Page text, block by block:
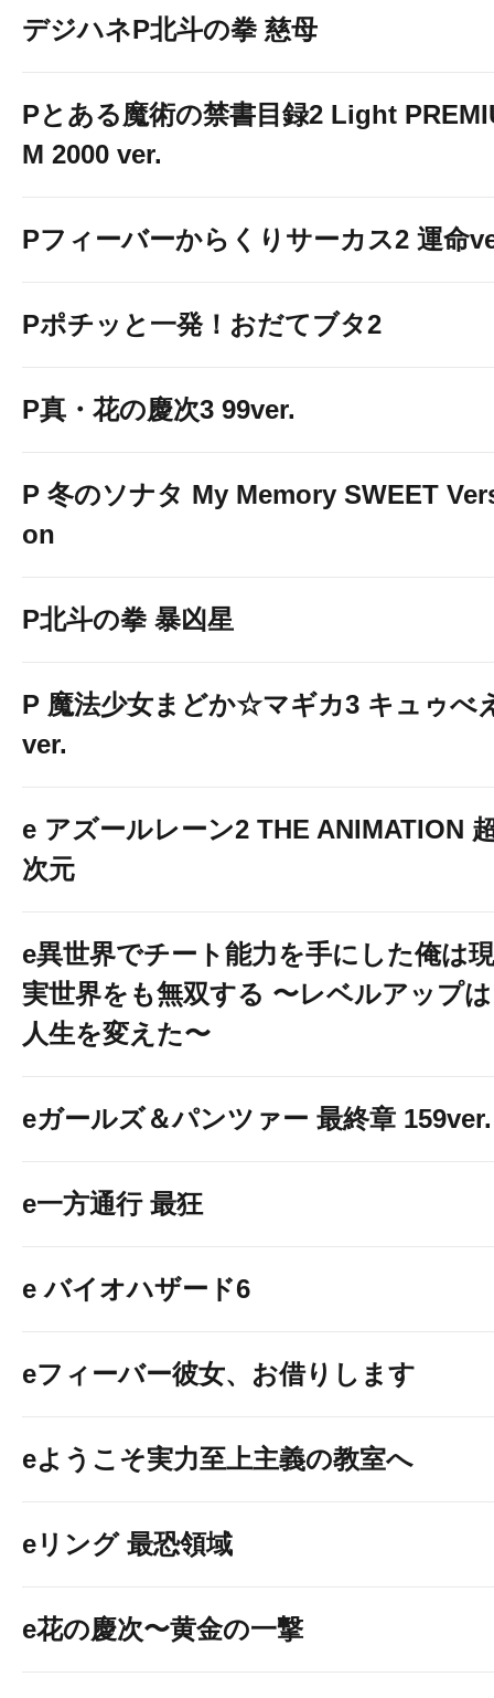
デジハネP北斗の拳 慈母
Pとある魔術の禁書目録2 Light
M 2000 ver.
Pフィーバーからくりサーカス2 運命
Pポチッと一発！おだてブタ2
P真・花の慶次3 99ver.
P 冬のソナタ My Memory SWEET
on
P北斗の拳 暴凶星
P 魔法少女まどか☆マギカ3 キュゥべ
ver.
e アズールレーン2 THE ANIMATION
次元
e異世界でチート能力を手にした俺は現
実世界をも無双する 〜レベルアップは
人生を変えた〜
eガールズ＆パンツァー 最終章 159ver.
e一方通行 最狂
e バイオハザード6
eフィーバー彼女、お借りします
eようこそ実力至上主義の教室へ
eリング 最恐領域
e花の慶次〜黄金の一撃